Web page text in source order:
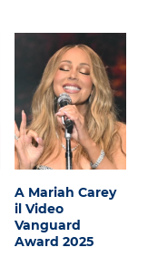
A Mariah Carey
il Video
Vanguard
Award 2025